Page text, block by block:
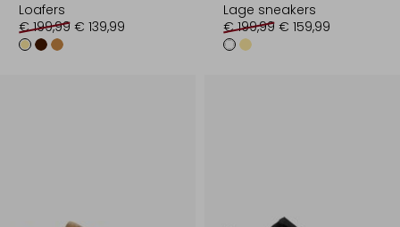
Loafers
€ 199,99 € 139,99
Lage sneakers
€ 199,99 € 159,99